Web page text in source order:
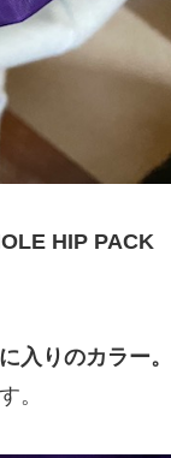
HIP PACK
入りのカラー。
。